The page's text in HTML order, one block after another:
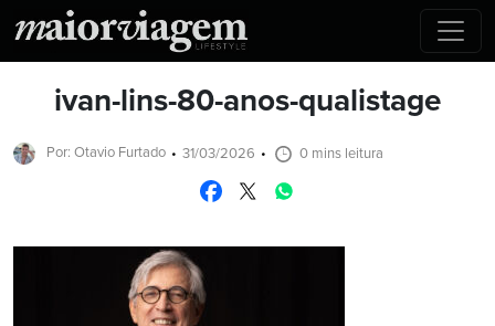
ivan-lins-80-anos-qualistage
Por: Otavio Furtado 31/03/2026 0 mins leitura